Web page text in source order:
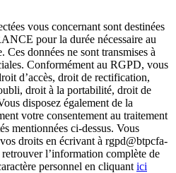
vous concernant sont destinées
pour la durée nécessaire au
données ne sont transmises à
Conformément au RGPD, vous
d’accès, droit de rectification,
droit à la portabilité, droit de
disposez également de la
votre consentement au traitement
mentionnées ci-dessus. Vous
droits en écrivant à rgpd@btpcfa-
l’information complète de
personnel en cliquant ici